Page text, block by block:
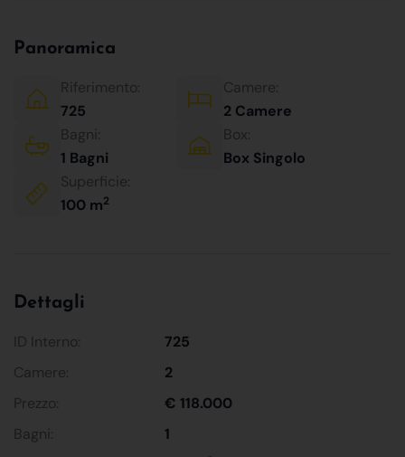
Panoramica
Riferimento:
725
Camere:
2 Camere
Bagni:
1 Bagni
Box:
Box Singolo
Superficie:
100 m2
Dettagli
ID Interno:
725
Camere:
2
Prezzo:
€ 118.000
Bagni:
1